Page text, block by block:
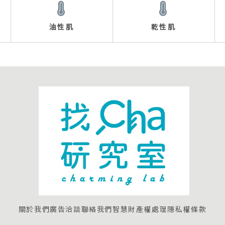
油性肌 乾性肌
關於我們廣告洽談聯絡我們智慧財產權處理隱私權條款